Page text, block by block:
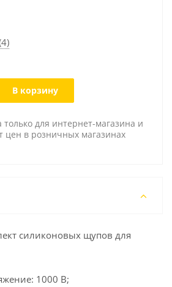
В корзину
для интернет-магазина и
цен в розничных магазинах
силиконовых щупов для
1000 В;